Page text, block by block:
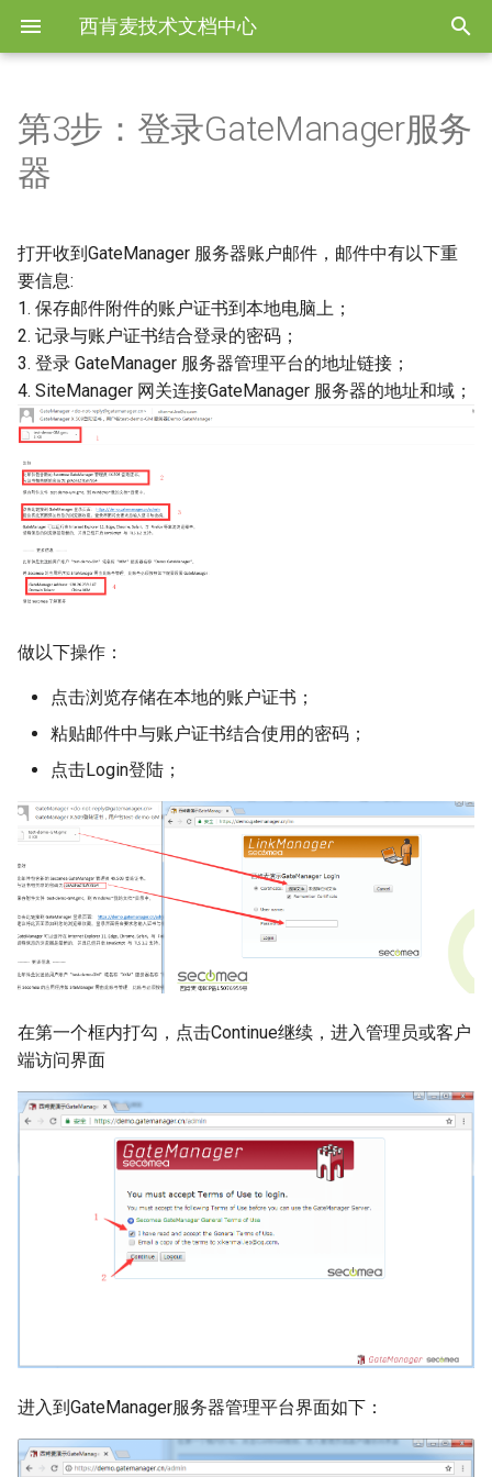
西肯麦技术文档中心
西肯麦简介
优势
私有云平台
内外网安全维护
软件网关
三大组件与远程调试
远程SCADA
数据上云
软件网关
权限管理
远程安全
组成部分
SiteManager 硬件网关
SiteManager 软件网关
GateManager 服务器
配件
产品选型说明
LinkManager选型
GateManager选型
产品列表
国外客户选型
LinkManager 客户端
SiteManager 软件网关
GateManager 服务器
手机监控
远程SCADA
VNC 的安装与使用
西门子 SIEMENS
AB Allen-Bradley
欧姆龙 OMRON
施耐德 Schneider Electric
普洛菲斯 Pro-face
基恩士 Keyence
安川 YASKAWA
富士 Fuji
常用软件下载
DEMO演示设备
LinkManager 客户端
GateManager 服务器
技术支持
第3步：登录GateManager服务
器
打开收到GateManager 服务器账户邮件，邮件中有以下重
要信息:
1. 保存邮件附件的账户证书到本地电脑上；
2. 记录与账户证书结合登录的密码；
3. 登录 GateManager 服务器管理平台的地址链接；
4. SiteManager 网关连接GateManager 服务器的地址和域；
做以下操作：
点击浏览存储在本地的账户证书；
粘贴邮件中与账户证书结合使用的密码；
点击Login登陆；
在第一个框内打勾，点击Continue继续，进入管理员或客户
端访问界面
进入到GateManager服务器管理平台界面如下：